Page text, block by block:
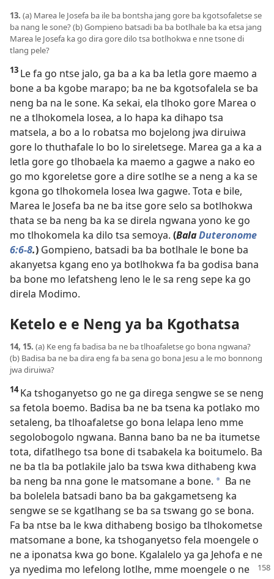
13. (a) Marea le Josefa ba ile ba bontsha jang gore ba kgotsofaletse se
ba nang le sone? (b) Gompieno batsadi ba ba botlhale ba ka etsa jang
Marea le Josefa ka go dira gore dilo tsa botlhokwa e nne tsone di
tlang pele?
13 Le fa go ntse jalo, ga ba a ka ba letla gore maemo a
bone a ba kgobe marapo; ba ne ba kgotsofalela se ba
neng ba na le sone. Ka sekai, ela tlhoko gore Marea o
ne a tlhokomela losea, a lo hapa ka dihapo tsa
matsela, a bo a lo robatsa mo bojelong jwa diruiwa
gore lo thuthafale lo bo lo sireletsege. Marea ga a ka a
letla gore go tlhobaela ka maemo a gagwe a nako eo
go mo kgoreletse gore a dire sotlhe se a neng a ka se
kgona go tlhokomela losea lwa gagwe. Tota e bile,
Marea le Josefa ba ne ba itse gore selo sa botlhokwa
thata se ba neng ba ka se direla ngwana yono ke go
mo tlhokomela ka dilo tsa semoya. (BalaDuteronome
6:6-8.) Gompieno, batsadi ba ba botlhale le bone ba
akanyetsa kgang eno ya botlhokwa fa ba godisa bana
ba bone mo lefatsheng leno le le sa reng sepe ka go
direla Modimo.
Ketelo e e Neng ya ba Kgothatsa
14, 15. (a) Ke eng fa badisa ba ne ba tlhoafaletse go bona ngwana?
(b) Badisa ba ne ba dira eng fa ba sena go bona Jesu a le mo bonnong
jwa diruiwa?
14Ka tshoganyetso go ne ga direga sengwe se se neng
sa fetola boemo. Badisa ba ne ba tsena ka potlako mo
setaleng, ba tlhoafaletse go bona lelapa leno mme
segolobogolo ngwana. Banna bano ba ne ba itumetse
tota, difatlhego tsa bone di tsabakela ka boitumelo. Ba
ne ba tla ba potlakile jalo ba tswa kwa dithabeng kwa
ba neng ba nna gone le matsomane a bone. * Ba ne
ba bolelela batsadi bano ba ba gakgametseng ka
sengwe se se kgatlhang se ba sa tswang go se bona.
Fa ba ntse ba le kwa dithabeng bosigo ba tlhokometse
matsomane a bone, ka tshoganyetso fela moengele o
ne a iponatsa kwa go bone. Kgalalelo ya ga Jehofa e ne
ya nyedima mo lefelong lotlhe, mme moengele o ne